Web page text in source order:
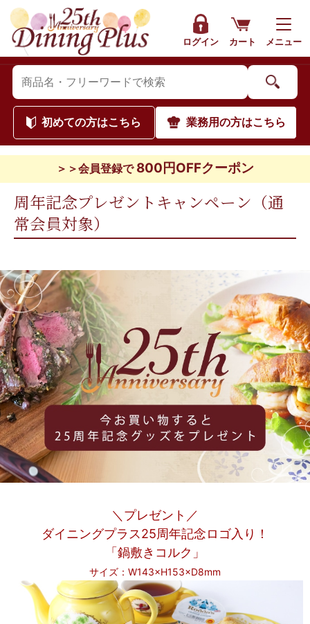
ログイン カート メニュー
初めての方はこちら 業務用の方はこちら
＞＞会員登録で 800円OFFクーポン
周年記念プレゼントキャンペーン（通
常会員対象）
＼プレゼント／
ダイニングプラス25周年記念ロゴ入り！
「鍋敷きコルク」
サイズ：W143×H153×D8mm